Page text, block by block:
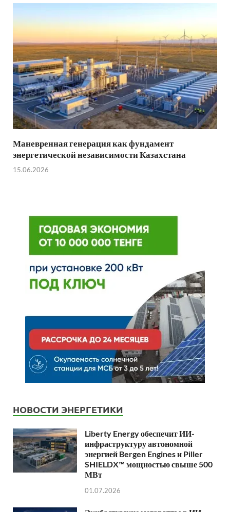
Маневренная генерация как фундамент
энергетической независимости Казахстана
15.06.2026
НОВОСТИ ЭНЕРГЕТИКИ
Liberty Energy обеспечит ИИ-
инфраструктуру автономной
энергией Bergen Engines и Piller
SHIELDX™ мощностью свыше 500
МВт
01.07.2026